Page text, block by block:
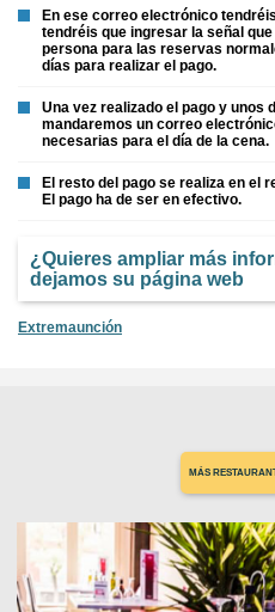
En ese correo electrónico
tendréis que ingresar la señal
persona para las reservas
días para realizar el pago.
Una vez realizado el pago y unos
mandaremos un correo
necesarias para el día de la cena.
El resto del pago se realiza en el
El pago ha de ser en efectivo.
¿Quieres ampliar más
dejamos su página web
Extremaunción
MÁS